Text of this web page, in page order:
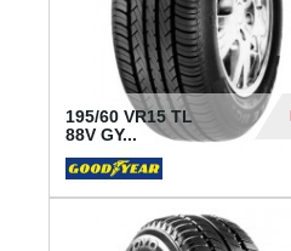
195/60 VR15 TL
88V GY...